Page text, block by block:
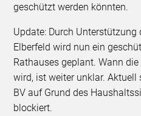
geschützt werden könnten.
Update: Durch Unterstützung
Elberfeld wird nun ein
Rathauses geplant. Wann
wird, ist weiter unklar.
BV auf Grund des
blockiert.